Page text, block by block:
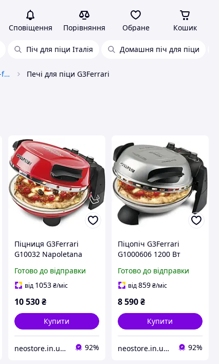
Сповіщення Порівняння Обране Кошик
Піч для піци Італія Домашня піч для піци
Теплове обладнання horeca&fast-food Печі для піци G3Ferrari
Піцниця G3Ferrari
G10032 Napoletana
(8058150113776)
Готово до відправки
від 1053 ₴/міс
10 530 ₴
Купити
neostore.in.ua - інтернет магазин 92%
Піцопіч G3Ferrari
G1000606 1200 Вт
Готово до відправки
від859₴/міс
8 590₴
Купити
neostore.in.ua - інтернет магазин 92%